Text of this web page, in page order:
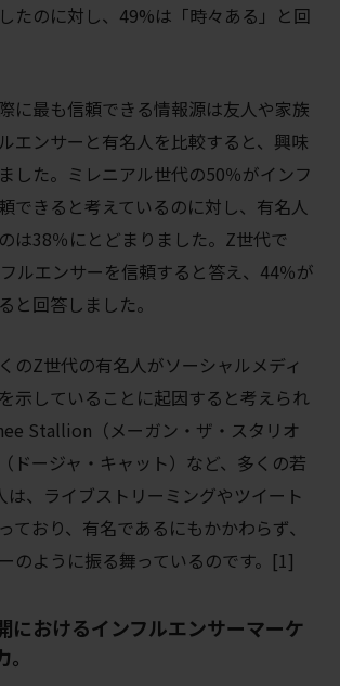
たのに対し、49%は「時々ある」と回
に最も信頼できる情報源は友人や家族
エンサーと有名人を比較すると、興味
した。ミレニアル世代の50％がインフ
できると考えているのに対し、有名人
は38％にとどまりました。Z世代で
ルエンサーを信頼すると答え、44％が
と回答しました。
のZ世代の有名人がソーシャルメディ
示していることに起因すると考えられ
Stallion（メーガン・ザ・スタリオ
ドージャ・キャット）など、多くの若
は、ライブストリーミングやツイート
ており、有名であるにもかかわらず、
のように振る舞っているのです。[1]
におけるインフルエンサーマーケ